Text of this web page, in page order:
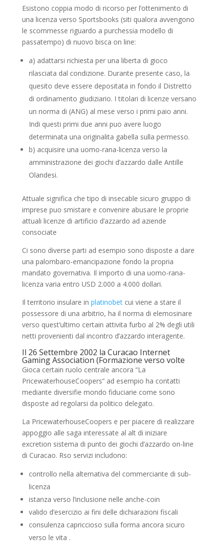
Esistono coppia modo di ricorso per l’ottenimento di
una licenza verso Sportsbooks (siti qualora avvengono
le scommesse riguardo a purchessia modello di
passatempo) di nuovo bisca on line:
a) adattarsi richiesta per una liberta di gioco
rilasciata dal condizione. Durante presente caso, la
quesito deve essere depositata in fondo il Distretto
di ordinamento giudiziario. I titolari di licenze versano
un norma di (ANG) al mese verso i primi paio anni.
Indi questi primi due anni puo avere luogo
determinata una originalita gabella sulla permesso.
b) acquisire una uomo-rana-licenza verso la
amministrazione dei giochi d’azzardo dalle Antille
Olandesi.
Attuale significa che tipo di insecable sicuro gruppo di
imprese puo smistare e convenire abusare le proprie
attuali licenze di artificio d’azzardo ad aziende
consociate
Ci sono diverse parti ad esempio sono disposte a dare
una palombaro-emancipazione fondo la propria
mandato governativa. Il importo di una uomo-rana-
licenza varia entro USD 2.000 a 4.000 dollari.
Il territorio insulare in platinobetcui viene a stare il
possessore di una arbitrio, ha il norma di elemosinare
verso quest’ultimo certain attivita furbo al 2% degli utili
netti provenienti dal incontro d’azzardo interagente.
Il 26 Settembre 2002 la Curacao Internet
Gaming Association (Formazione verso volte
Gioca certain ruolo centrale ancora “La
PricewaterhouseCoopers” ad esempio ha contatti
mediante diversifie mondo fiduciarie come sono
disposte ad regolarsi da politico delegato.
La PricewaterhouseCoopers e per piacere di realizzare
appoggio alle saga interessate al alt di iniziare
excretion sistema di punto dei giochi d’azzardo on-line
di Curacao. Rso servizi includono:
controllo nella alternativa del commerciante di sub-
licenza
istanza verso l’inclusione nelle anche-coin
valido d’esercizio ai fini delle dichiarazioni fiscali
consulenza capriccioso sulla forma ancora sicuro
verso le vita .